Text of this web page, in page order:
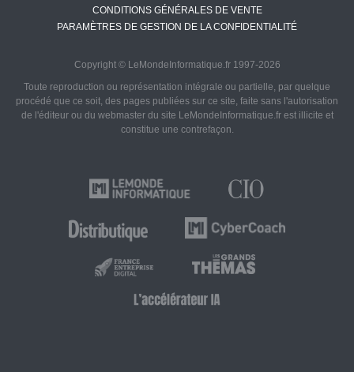
CONDITIONS GÉNÉRALES DE VENTE
PARAMÈTRES DE GESTION DE LA CONFIDENTIALITÉ
Copyright © LeMondeInformatique.fr 1997-2026
Toute reproduction ou représentation intégrale ou partielle, par quelque
procédé que ce soit, des pages publiées sur ce site, faite sans l'autorisation
de l'éditeur ou du webmaster du site LeMondeInformatique.fr est illicite et
constitue une contrefaçon.